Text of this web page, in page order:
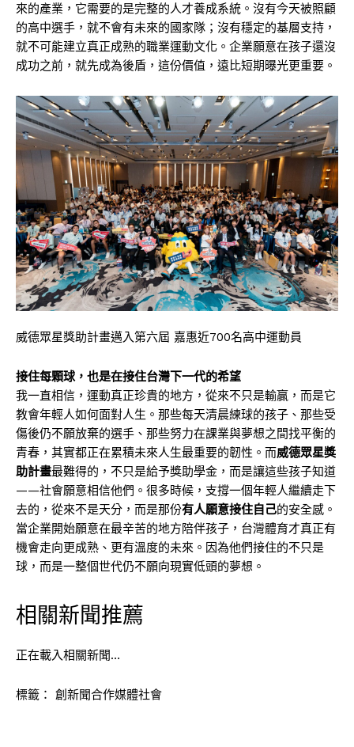
來的產業，它需要的是完整的人才養成系統。沒有今天被照顧
的高中選手，就不會有未來的國家隊；沒有穩定的基層支持，
就不可能建立真正成熟的職業運動文化。企業願意在孩子還沒
成功之前，就先成為後盾，這份價值，遠比短期曝光更重要。
威德眾星獎助計畫邁入第六屆 嘉惠近700名高中運動員
接住每顆球，也是在接住台灣下一代的希望
我一直相信，運動真正珍貴的地方，從來不只是輸贏，而是它
教會年輕人如何面對人生。那些每天清晨練球的孩子、那些受
傷後仍不願放棄的選手、那些努力在課業與夢想之間找平衡的
青春，其實都正在累積未來人生最重要的韌性。而威德眾星獎
助計畫最難得的，不只是給予獎助學金，而是讓這些孩子知道
——社會願意相信他們。很多時候，支撐一個年輕人繼續走下
去的，從來不是天分，而是那份有人願意接住自己的安全感。
當企業開始願意在最辛苦的地方陪伴孩子，台灣體育才真正有
機會走向更成熟、更有溫度的未來。因為他們接住的不只是
球，而是一整個世代仍不願向現實低頭的夢想。
相關新聞推薦
正在載入相關新聞…
標籤： 創新聞合作媒體社會